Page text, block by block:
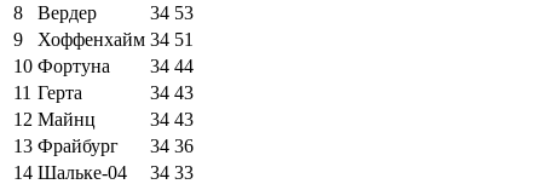
8
Вердер 34 53
9
Хоффенхайм 34 51
10 Фортуна 34 44
11 Герта 34 43
12 Майнц 34 43
13 Фрайбург 34 36
14 Шальке-04 34 33